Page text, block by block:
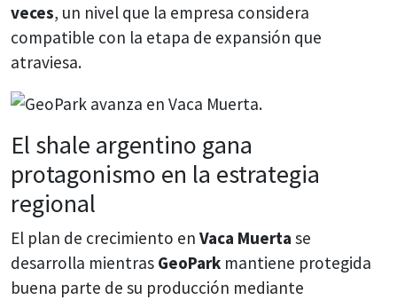
veces, un nivel que la empresa considera
compatible con la etapa de expansión que
atraviesa.
El shale argentino gana
protagonismo en la estrategia
regional
El plan de crecimiento en Vaca Muerta se
desarrolla mientras GeoPark mantiene protegida
buena parte de su producción mediante